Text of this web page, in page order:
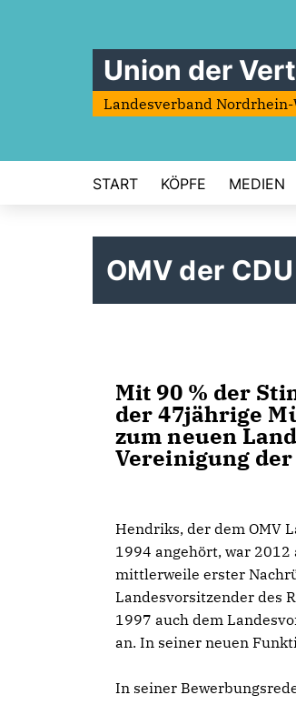
Union der
Landesverband Nordrhein-
START KÖPFE MEDIEN
OMV der
Mit 90 % der
der 47jährige
zum neuen
Vereinigung
Hendriks, der dem OMV
1994 angehört, war
mittlerweile erster
Landesvorsitzender des
1997 auch dem
an. In seiner neuen
In seiner